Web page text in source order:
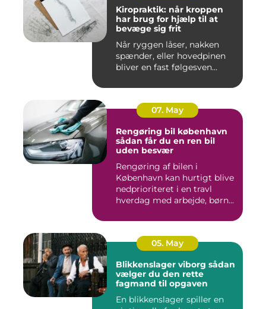
Kiropraktik: når kroppen
har brug for hjælp til at
bevæge sig frit
Når ryggen låser, nakken
spænder, eller hovedpinen
bliver en fast følgesven...
07. May
Rengøring bil københavn
sådan får du en ren bil
uden besvær
Rengøring af bilen i
København kan hurtigt blive
nedprioriteret i en travl
hverdag med arbejde, børn...
05. May
Blikkenslager viborg sådan
vælger du den rette
fagmand til opgaven
En blikkenslager spiller en